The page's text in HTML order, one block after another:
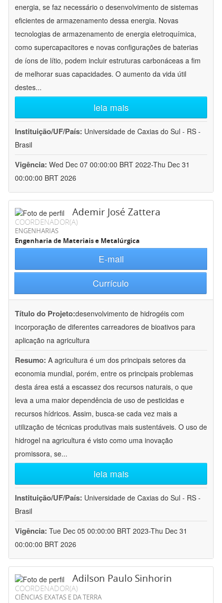
energia, se faz necessário o desenvolvimento de sistemas
eficientes de armazenamento dessa energia. Novas
tecnologias de armazenamento de energia eletroquímica,
como supercapacitores e novas configurações de baterias
de íons de lítio, podem incluir estruturas carbonáceas a fim
de melhorar suas capacidades. O aumento da vida útil
destes...
leia mais
Instituição/UF/País: Universidade de Caxias do Sul - RS -
Brasil
Vigência: Wed Dec 07 00:00:00 BRT 2022-Thu Dec 31
00:00:00 BRT 2026
Ademir José Zattera
COORDENADOR(A)
ENGENHARIAS
Engenharia de Materiais e Metalúrgica
E-mail
Currículo
Título do Projeto:desenvolvimento de hidrogéis com
incorporação de diferentes carreadores de bioativos para
aplicação na agricultura
Resumo: A agricultura é um dos principais setores da
economia mundial, porém, entre os principais problemas
desta área está a escassez dos recursos naturais, o que
leva a uma maior dependência de uso de pesticidas e
recursos hídricos. Assim, busca-se cada vez mais a
utilização de técnicas produtivas mais sustentáveis. O uso de
hidrogel na agricultura é visto como uma inovação
promissora, se...
leia mais
Instituição/UF/País: Universidade de Caxias do Sul - RS -
Brasil
Vigência: Tue Dec 05 00:00:00 BRT 2023-Thu Dec 31
00:00:00 BRT 2026
Adilson Paulo Sinhorin
COORDENADOR(A)
CIÊNCIAS EXATAS E DA TERRA